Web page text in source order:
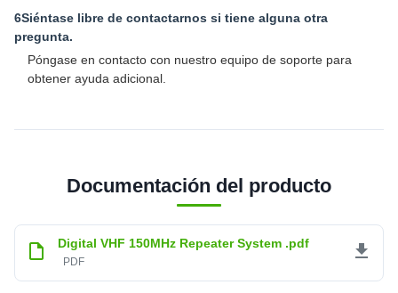
6Siéntase libre de contactarnos si tiene alguna otra
pregunta.
Póngase en contacto con nuestro equipo de soporte para
obtener ayuda adicional.
Documentación del producto
Digital VHF 150MHz Repeater System .pdf
PDF